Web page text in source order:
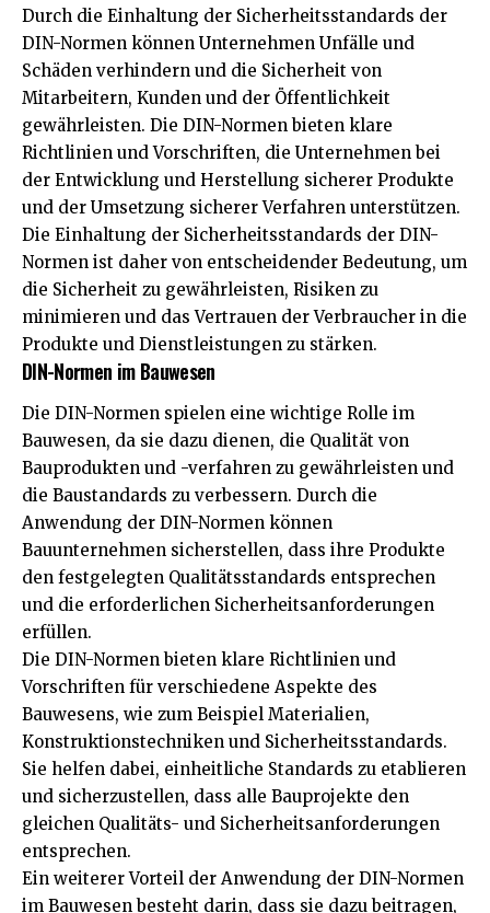
Durch die Einhaltung der Sicherheitsstandards der
DIN-Normen können Unternehmen Unfälle und
Schäden verhindern und die Sicherheit von
Mitarbeitern, Kunden und der Öffentlichkeit
gewährleisten. Die DIN-Normen bieten klare
Richtlinien und Vorschriften, die Unternehmen bei
der Entwicklung und Herstellung sicherer Produkte
und der Umsetzung sicherer Verfahren unterstützen.
Die Einhaltung der Sicherheitsstandards der DIN-
Normen ist daher von entscheidender Bedeutung, um
die Sicherheit zu gewährleisten, Risiken zu
minimieren und das Vertrauen der Verbraucher in die
Produkte und Dienstleistungen zu stärken.
DIN-Normen im Bauwesen
Die DIN-Normen spielen eine wichtige Rolle im
Bauwesen, da sie dazu dienen, die Qualität von
Bauprodukten und -verfahren zu gewährleisten und
die Baustandards zu verbessern. Durch die
Anwendung der DIN-Normen können
Bauunternehmen sicherstellen, dass ihre Produkte
den festgelegten Qualitätsstandards entsprechen
und die erforderlichen Sicherheitsanforderungen
erfüllen.
Die DIN-Normen bieten klare Richtlinien und
Vorschriften für verschiedene Aspekte des
Bauwesens, wie zum Beispiel Materialien,
Konstruktionstechniken und Sicherheitsstandards.
Sie helfen dabei, einheitliche Standards zu etablieren
und sicherzustellen, dass alle Bauprojekte den
gleichen Qualitäts- und Sicherheitsanforderungen
entsprechen.
Ein weiterer Vorteil der Anwendung der DIN-Normen
im Bauwesen besteht darin, dass sie dazu beitragen,